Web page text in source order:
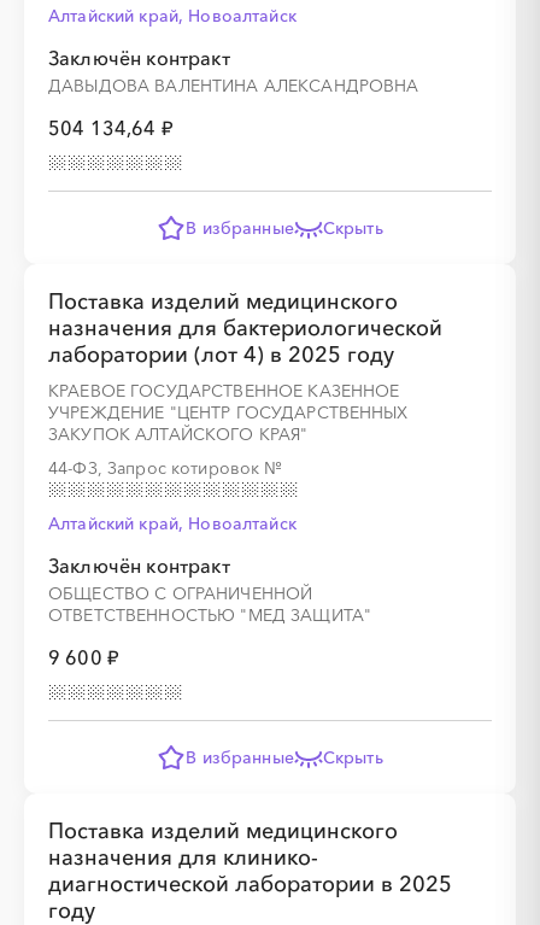
Алтайский край, Новоалтайск
Заключён контракт
ДАВЫДОВА ВАЛЕНТИНА АЛЕКСАНДРОВНА
504 134,64 ₽
В избранные Скрыть
Поставка изделий медицинского
назначения для бактериологической
лаборатории (лот 4) в 2025 году
КРАЕВОЕ ГОСУДАРСТВЕННОЕ КАЗЕННОЕ
УЧРЕЖДЕНИЕ "ЦЕНТР ГОСУДАРСТВЕННЫХ
ЗАКУПОК АЛТАЙСКОГО КРАЯ"
44-ФЗ, Запрос котировок №
Алтайский край, Новоалтайск
Заключён контракт
ОБЩЕСТВО С ОГРАНИЧЕННОЙ
ОТВЕТСТВЕННОСТЬЮ "МЕД ЗАЩИТА"
9 600 ₽
В избранные Скрыть
Поставка изделий медицинского
назначения для клинико-
диагностической лаборатории в 2025
году